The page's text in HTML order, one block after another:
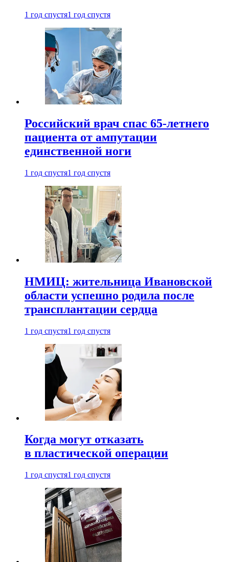
1 год спустя1 год спустя
Российский врач спас 65-летнего
пациента от ампутации
единственной ноги
1 год спустя1 год спустя
НМИЦ: жительница Ивановской
области успешно родила после
трансплантации сердца
1 год спустя1 год спустя
Когда могут отказать
в пластической операции
1 год спустя1 год спустя